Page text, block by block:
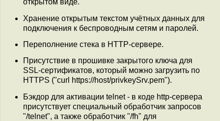
открытом виде.
Хранение открытым текстом учётных данных для
подключения к беспроводным сетям и паролей.
Переполнение стека в HTTP-сервере.
Присутствие в прошивке закрытого ключа для
SSL-сертификатов, который можно загрузить по
HTTPS ("curl https://host/privkeySrv.pem").
Бэкдор для активации telnet - в коде http-сервера
присутствует специальный обработчик запросов
"/telnet", а также обработчик "/fh" для